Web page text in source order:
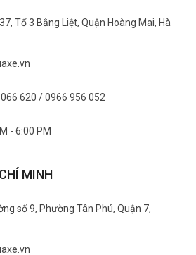
Tổ 3 Bằng Liệt, Quận Hoàng Mai, Hà
620 / 0966 956 052
- 6:00 PM
MINH
số 9, Phường Tân Phú, Quận 7,